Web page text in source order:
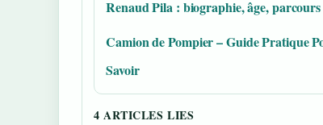
Renaud Pila : biographie, âge,
Camion de Pompier – Guide Pratique
Savoir
4 ARTICLES LIES